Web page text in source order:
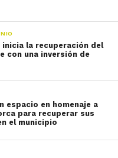
la recuperación del
con una inversión de
espacio en homenaje a
para recuperar sus
el municipio